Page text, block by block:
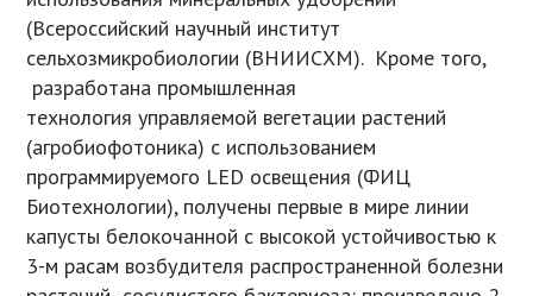
(Всероссийский научный институт
сельхозмикробиологии (ВНИИСХМ). Кроме того,
разработана промышленная
технология управляемой вегетации растений
(агробиофотоника) с использованием
программируемого LED освещения (ФИЦ
Биотехнологии), получены первые в мире линии
капусты белокочанной с высокой устойчивостью к
3-м расам возбудителя распространенной болезни